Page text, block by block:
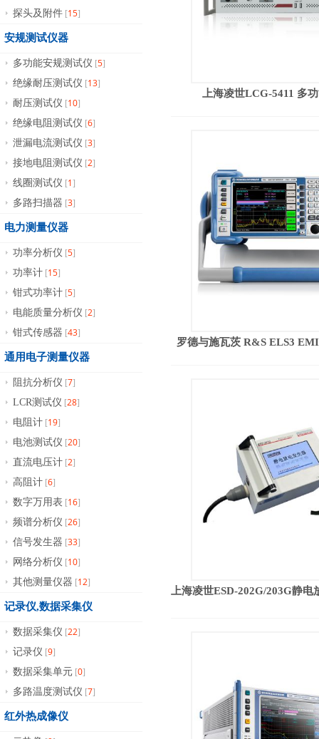
探头及附件 [15]
安规测试仪器
多功能安规测试仪 [5]
绝缘耐压测试仪 [13]
耐压测试仪 [10]
绝缘电阻测试仪 [6]
泄漏电流测试仪 [3]
接地电阻测试仪 [2]
线圈测试仪 [1]
多路扫描器 [3]
电力测量仪器
功率分析仪 [5]
功率计 [15]
钳式功率计 [5]
电能质量分析仪 [2]
钳式传感器 [43]
通用电子测量仪器
阻抗分析仪 [7]
LCR测试仪 [28]
电阻计 [19]
电池测试仪 [20]
直流电压计 [2]
高阻计 [6]
数字万用表 [16]
频谱分析仪 [26]
信号发生器 [33]
网络分析仪 [10]
其他测量仪器 [12]
记录仪,数据采集仪
数据采集仪 [22]
记录仪 [9]
数据采集单元 [0]
多路温度测试仪 [7]
红外热成像仪
上海凌世LCG-5411 多
罗德与施瓦茨 R&S ELS3
上海凌世ESD-202G/203G静